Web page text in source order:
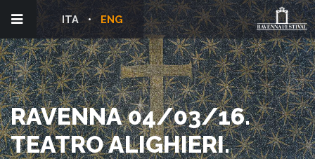
ENG
ITA
RAVENNA 04/03/16.
TEATRO ALIGHIERI.